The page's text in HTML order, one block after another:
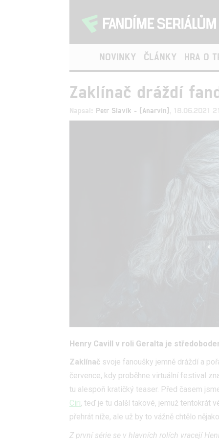
NOVINKY ČLÁNKY HRA O
Zaklínač dráždí
Napsal: Petr Slavík - (Anarvin) , 18.06.2021
Henry Cavill v roli Geralta je
Zaklínač svoje fanoušky jemně dráždí a
července, kdy proběhne virtuální festival
tu alespoň kratičký teaser. Před časem
Ciri, teď je tu další takové, jemuž tentokrát
přehrát níže, ale už by to vážně chtělo
Z první série se v hlavních rolích vracejí